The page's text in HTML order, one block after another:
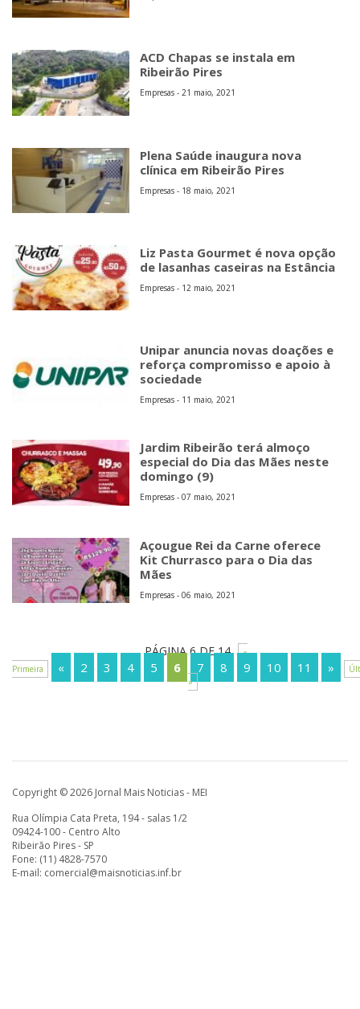
ACD Chapas se instala em
Ribeirão Pires
Empresas - 21 maio, 2021
Plena Saúde inaugura nova
clínica em Ribeirão Pires
Empresas - 18 maio, 2021
Liz Pasta Gourmet é nova opção
de lasanhas caseiras na Estância
Empresas - 12 maio, 2021
Unipar anuncia novas doações e
reforça compromisso e apoio à
sociedade
Empresas - 11 maio, 2021
Jardim Ribeirão terá almoço
especial do Dia das Mães neste
domingo (9)
Empresas - 07 maio, 2021
Açougue Rei da Carne oferece
Kit Churrasco para o Dia das
Mães
Empresas - 06 maio, 2021
PÁGINA 6 DE 14
«
Primeira
« 2 3 4 5 6 7 8 9 10 11 »
»
Copyright © 2026 Jornal Mais Noticias - MEI
Rua Olímpia Cata Preta, 194 - salas 1/2
09424-100 - Centro Alto
Ribeirão Pires - SP
Fone: (11) 4828-7570
E-mail: comercial@maisnoticias.inf.br